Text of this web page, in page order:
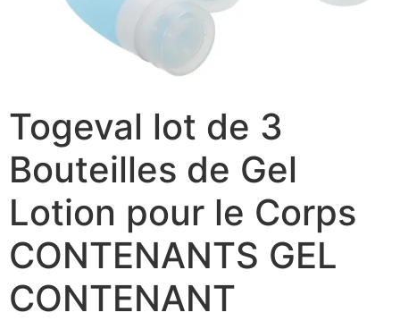
Togeval lot de 3
Bouteilles de Gel
Lotion pour le Corps
CONTENANTS GEL
CONTENANT